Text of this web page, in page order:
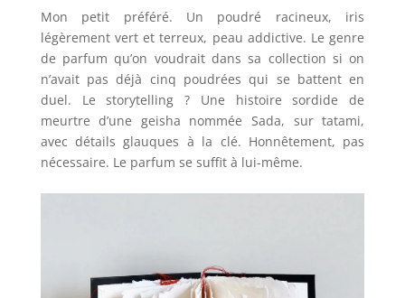
Mon petit préféré. Un poudré racineux, iris
légèrement vert et terreux, peau addictive. Le genre
de parfum qu’on voudrait dans sa collection si on
n’avait pas déjà cinq poudrées qui se battent en
duel. Le storytelling ? Une histoire sordide de
meurtre d’une geisha nommée Sada, sur tatami,
avec détails glauques à la clé. Honnêtement, pas
nécessaire. Le parfum se suffit à lui-même.